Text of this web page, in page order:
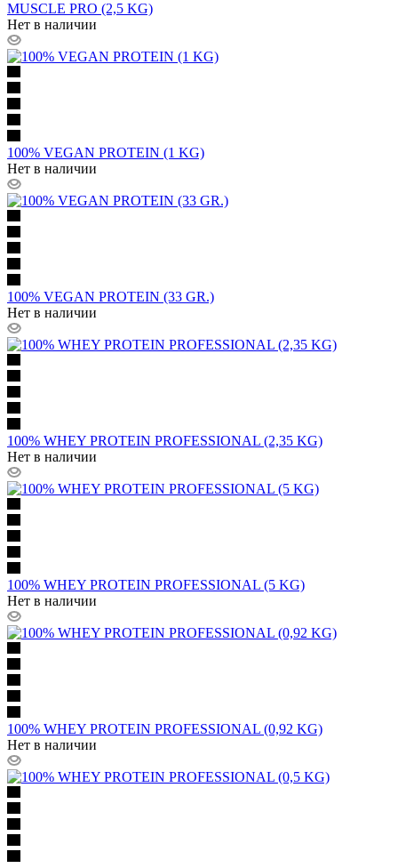
MUSCLE PRO (2,5 KG)
Нет в наличии
100% VEGAN PROTEIN (1 KG)
Нет в наличии
100% VEGAN PROTEIN (33 GR.)
Нет в наличии
100% WHEY PROTEIN PROFESSIONAL (2,35 KG)
Нет в наличии
100% WHEY PROTEIN PROFESSIONAL (5 KG)
Нет в наличии
100% WHEY PROTEIN PROFESSIONAL (0,92 KG)
Нет в наличии